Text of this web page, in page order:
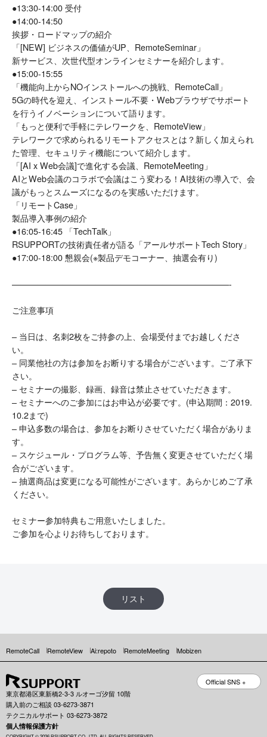
●13:30-14:00 受付
●14:00-14:50
挨拶・ロードマップの紹介
「[NEW] ビジネスの価値がUP、RemoteSeminar」
新サービス、次世代型オンラインセミナーを紹介します。
●15:00-15:55
「機能向上からNOインストールへの挑戦、RemoteCall」
5Gの時代を迎え、インストール不要・Webブラウザでサポート
を行うイノベーションについて語ります。
「もっと便利で手軽にテレワークを、RemoteView」
テレワークで求められるリモートアクセスとは？新しく加えられ
た管理、セキュリティ機能について紹介します。
「[AI x Web会議]で進化する会議、RemoteMeeting」
AIとWeb会議のコラボで会議はこう変わる！AI技術の導入で、会
議がもっとスムーズになるのを実感いただけます。
「リモートCase」
製品導入事例の紹介
●16:05-16:45 「TechTalk」
RSUPPORTの技術責任者が語る「アールサポートTech Story」
●17:00-18:00 懇親会(※製品デモコーナー、抽選会有り)
——————————————————————————-
ご注意事項
– 当日は、名刺2枚をご持参の上、会場受付までお越しくださ
い。
– 同業他社の方は参加をお断りする場合がございます。ご了承下
さい。
– セミナーの撮影、録画、録音は禁止させていただきます。
– セミナーへのご参加にはお申込が必要です。(申込期間：2019.
10.2まで)
– 申込多数の場合は、参加をお断りさせていただく場合がありま
す。
– スケジュール・プログラム等、予告無く変更させていただく場
合がございます。
– 抽選商品は変更になる可能性がございます。あらかじめご了承
ください。
セミナー参加特典もご用意いたしました。
ご参加を心よりお待ちしております。
リスト
RemoteCall RemoteView Ai:repoto RemoteMeeting Mobizen
東京都港区東新橋2-3-3 ルオーゴ汐留 10階
購入前のご相談 03-6273-3871
テクニカルサポート 03-6273-3872
個人情報保護方針
Official SNS +